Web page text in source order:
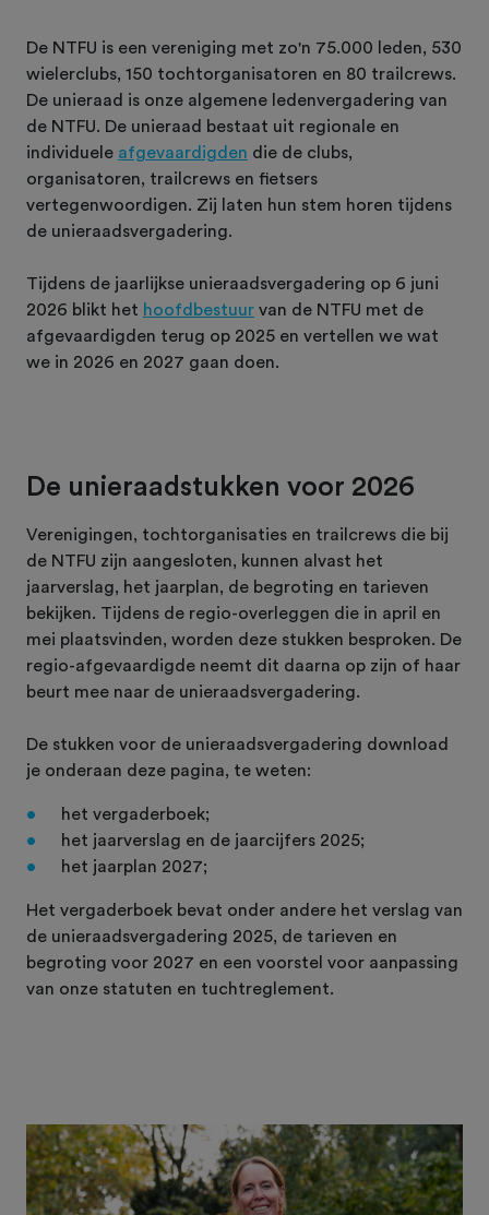
De NTFU is een vereniging met zo'n 75.000 leden, 530
wielerclubs, 150 tochtorganisatoren en 80 trailcrews.
De unieraad is onze algemene ledenvergadering van
de NTFU. De unieraad bestaat uit regionale en
individuele afgevaardigden die de clubs,
organisatoren, trailcrews en fietsers
vertegenwoordigen. Zij laten hun stem horen tijdens
de unieraadsvergadering.
Tijdens de jaarlijkse unieraadsvergadering op 6 juni
2026 blikt het hoofdbestuur van de NTFU met de
afgevaardigden terug op 2025 en vertellen we wat
we in 2026 en 2027 gaan doen.
De unieraadstukken voor 2026
Verenigingen, tochtorganisaties en trailcrews die bij
de NTFU zijn aangesloten, kunnen alvast het
jaarverslag, het jaarplan, de begroting en tarieven
bekijken. Tijdens de regio-overleggen die in april en
mei plaatsvinden, worden deze stukken besproken. De
regio-afgevaardigde neemt dit daarna op zijn of haar
beurt mee naar de unieraadsvergadering.
De stukken voor de unieraadsvergadering download
je onderaan deze pagina, te weten:
het vergaderboek;
het jaarverslag en de jaarcijfers 2025;
het jaarplan 2027;
Het vergaderboek bevat onder andere het verslag van
de unieraadsvergadering 2025, de tarieven en
begroting voor 2027 en een voorstel voor aanpassing
van onze statuten en tuchtreglement.